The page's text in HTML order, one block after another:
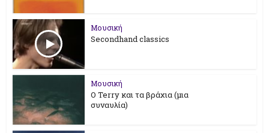
Μουσική
Secondhand classics
Μουσική
Ο Terry και τα βράχια (μια
συναυλία)